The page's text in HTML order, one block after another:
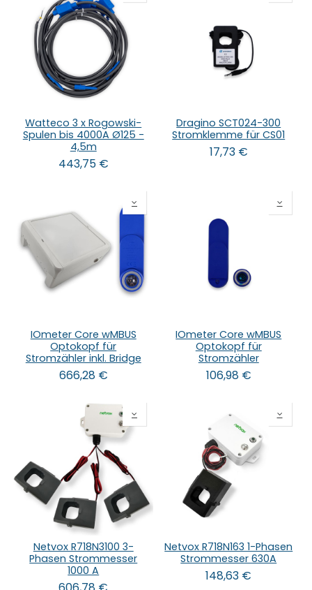
Watteco 3 x Rogowski-
Spulen bis 4000A Ø125 -
4,5m
443,75€
Dragino SCT024-300
Stromklemme für CS01
17,73€
IOmeter Core wMBUS
Optokopf für
Stromzähler inkl. Bridge
666,28€
IOmeter Core wMBUS
Optokopf für
Stromzähler
106,98€
Netvox R718N3100 3-
Phasen Strommesser
1000 A
Netvox R718N163 1-Phasen
Strommesser 630A
148,63 €